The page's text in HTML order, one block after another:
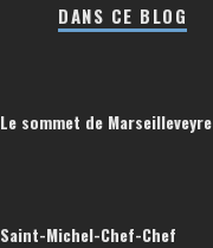
DANS CE BLOG
Le sommet de Marseilleveyre
Saint-Michel-Chef-Chef